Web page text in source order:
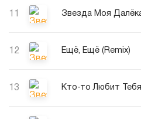
11
12 Ещё, Ещё (Remix)
13 Кто-то Любит Тебя